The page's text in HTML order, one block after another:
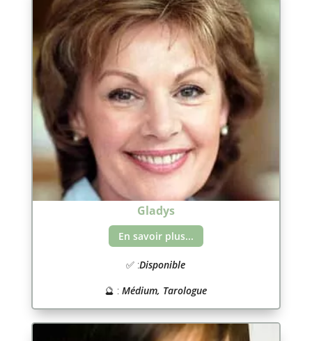
Gladys
En savoir plus...
✅ :Disponible
🔮 :Médium, Tarologue